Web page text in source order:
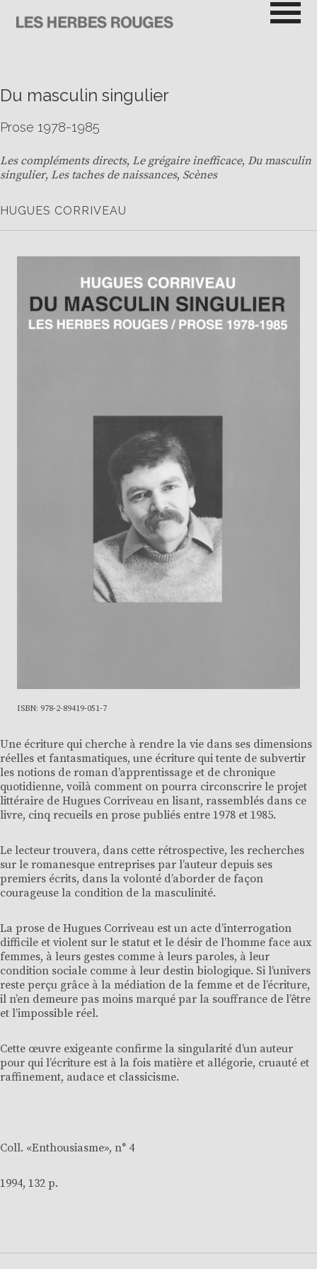
contenu
Du masculin singulier
Prose 1978-1985
Les compléments directs, Le grégaire inefficace, Du masculin
singulier, Les taches de naissances, Scènes
HUGUES CORRIVEAU
ISBN: 978-2-89419-051-7
Une écriture qui cherche à rendre la vie dans ses dimensions
réelles et fantasmatiques, une écriture qui tente de subvertir
les notions de roman d’apprentissage et de chronique
quotidienne, voilà comment on pourra circonscrire le projet
littéraire de Hugues Corriveau en lisant, rassemblés dans ce
livre, cinq recueils en prose publiés entre 1978 et 1985.
Le lecteur trouvera, dans cette rétrospective, les recherches
sur le romanesque entreprises par l’auteur depuis ses
premiers écrits, dans la volonté d’aborder de façon
courageuse la condition de la masculinité.
La prose de Hugues Corriveau est un acte d’interrogation
difficile et violent sur le statut et le désir de l’homme face aux
femmes, à leurs gestes comme à leurs paroles, à leur
condition sociale comme à leur destin biologique. Si l’univers
reste perçu grâce à la médiation de la femme et de l’écriture,
il n’en demeure pas moins marqué par la souffrance de l’être
et l’impossible réel.
Cette œuvre exigeante confirme la singularité d’un auteur
pour qui l’écriture est à la fois matière et allégorie, cruauté et
raffinement, audace et classicisme.
Coll. «Enthousiasme», n° 4
1994, 132 p.